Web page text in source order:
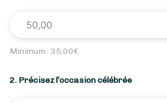
Minimum : 35,00€
2. Précisez l’occasion célébrée